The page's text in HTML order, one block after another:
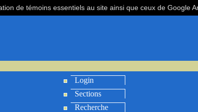
Login
Sections
Recherche
de témoins essentiels au site ainsi que ceux de Google